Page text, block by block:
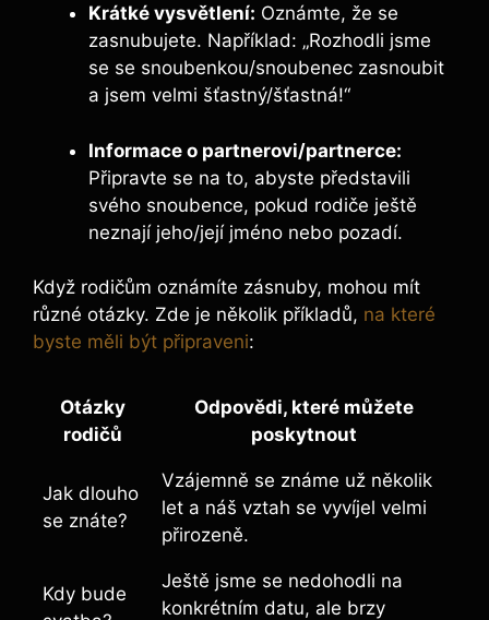
Krátké vysvětlení: Oznámte, že se
zasnubujete. Například: „Rozhodli jsme
se se snoubenkou/snoubenec zasnoubit
a jsem velmi šťastný/šťastná!“
Informace o partnerovi/partnerce:
Připravte se na to, abyste představili
svého snoubence, pokud rodiče ještě
neznají jeho/její jméno nebo pozadí.
Když rodičům oznámíte zásnuby, mohou mít
různé otázky. Zde je několik příkladů, na které
byste měli být připraveni:
Otázky
rodičů
Odpovědi, které můžete
poskytnout
Jak dlouho
se znáte?
Vzájemně se známe už několik
let a náš vztah se vyvíjel velmi
přirozeně.
Kdy bude
Ještě jsme se nedohodli na
konkrétním datu, ale brzy